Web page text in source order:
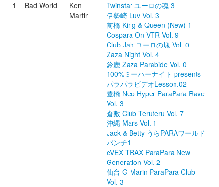
CD Database
1
Bad World
Ken
Martin
Twinstar ユーロの魂 3
伊勢崎 Luv Vol. 3
前橋 King & Queen (New) 1
Cospara On VTR Vol. 9
Club Jah ユーロの塊 Vol. 0
Zaza Night Vol. 4
鈴鹿 Zaza Parabide Vol. 0
100%ミーハーナイト presents
パラパラビデオLesson.02
豊橋 Neo Hyper ParaPara Rave
Vol. 3
倉敷 Club Teruteru Vol. 7
沖縄 Mars Vol. 1
Jack & Betty うらPARAワールド
パンチ1
eVEX TRAX ParaPara New
Generation Vol. 2
仙台 G-Marin ParaPara Club
Vol. 3